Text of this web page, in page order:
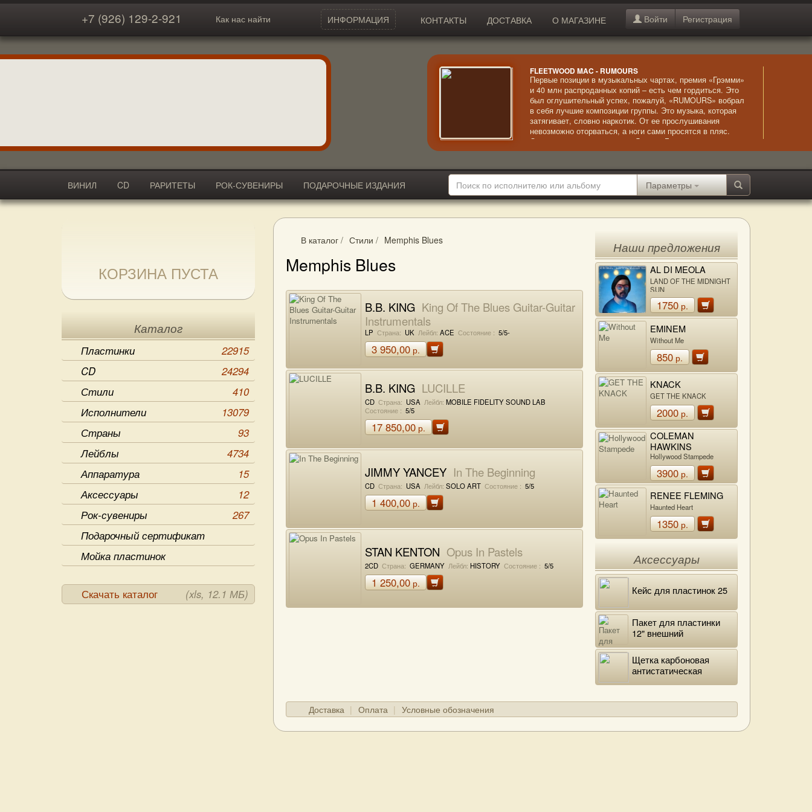
+7 (926) 129-2-921 Как нас найти ИНФОРМАЦИЯ КОНТАКТЫ ДОСТАВКА О МАГАЗИНЕ Войти Регистрация
FLEETWOOD MAC - RUMOURS
Первые позиции в музыкальных чартах, премия «Грэмми»
и 40 млн распроданных копий – есть чем гордиться. Это
был оглушительный успех, пожалуй, «RUMOURS» вобрал
в себя лучшие композиции группы. Это музыка, которая
затягивает, словно наркотик. От ее прослушивания
невозможно оторваться, а ноги сами просятся в пляс.
Особенно впечатляет голос Линдси Бакингем –
обволакивающе сексуальный и чувственный.
ВИНИЛ CD РАРИТЕТЫ РОК-СУВЕНИРЫ
ПОДАРОЧНЫЕ ИЗДАНИЯ
АКСЕССУАРЫ
Параметры
КОРЗИНА ПУСТА
Каталог
Пластинки
22915
CD
24294
Стили
410
Исполнители
13079
Страны
93
Лейблы
4734
Аппаратура
15
Аксессуары
12
Рок-сувениры
267
Подарочный сертификат
Мойка пластинок
Скачать каталог (xls, 12.1 МБ)
В каталог / Стили / Memphis Blues
Memphis Blues
B.B. KING King Of The Blues Guitar-Guitar
Instrumentals
LP Страна: UK Лейбл: ACE Состояние : 5/5-
3 950,00р.
B.B. KING LUCILLE
CD Страна: USA Лейбл: MOBILE FIDELITY SOUND LAB
Состояние : 5/5
17 850,00р.
JIMMY YANCEY In The Beginning
CD Страна: USA Лейбл: SOLO ART Состояние : 5/5
1 400,00р.
STAN KENTON Opus In Pastels
2CD Страна: GERMANY Лейбл: HISTORY Состояние : 5/5
1 250,00р.
Наши предложения
AL DI MEOLA
LAND OF THE MIDNIGHT
SUN
1750р.
EMINEM
Without Me
850р.
KNACK
GET THE KNACK
2000р.
COLEMAN
HAWKINS
Hollywood Stampede
3900р.
RENEE FLEMING
Haunted Heart
1350р.
Аксессуары
Кейс для пластинок 25
Пакет для пластинки
12" внешний
Щетка карбоновая
антистатическая
Доставка Оплата Условные обозначения